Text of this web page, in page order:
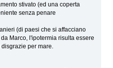
stivato (ed una coperta
senza penare
(di paesi che si affacciano
Marco, l'ipotermia risulta essere
per mare.